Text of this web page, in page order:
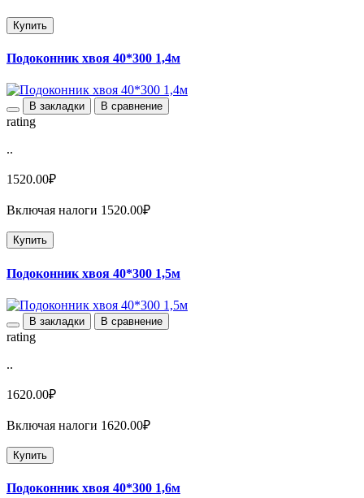
Купить
Подоконник хвоя 40*300 1,4м
В закладки В сравнение
rating
..
1520.00₽
Включая налоги 1520.00₽
Купить
Подоконник хвоя 40*300 1,5м
В закладки В сравнение
rating
..
1620.00₽
Включая налоги 1620.00₽
Купить
Подоконник хвоя 40*300 1,6м